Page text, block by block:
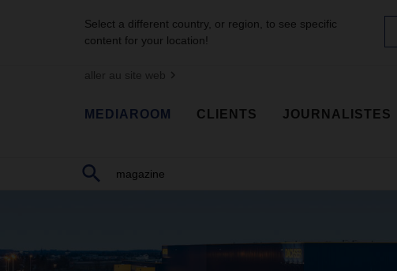
Select a different country, or region, to see specific
content for your location!
aller au site web
MEDIAROOM CLIENTS JOURNALISTES